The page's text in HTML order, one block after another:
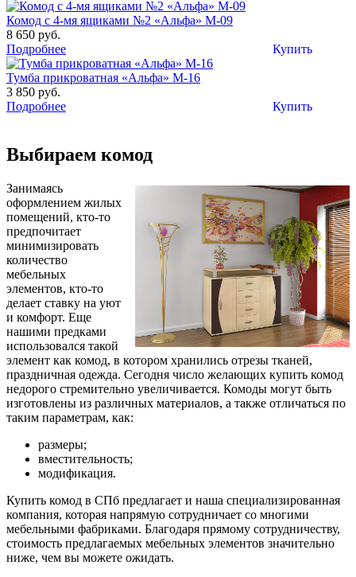
Комод с 4-мя ящиками №2 «Альфа» М-09
8 650 руб.
Купить
Подробнее
Тумба прикроватная «Альфа» М-16
3 850 руб.
Купить
Подробнее
Выбираем комод
Занимаясь
оформлением жилых
помещений, кто-то
предпочитает
минимизировать
количество
мебельных
элементов, кто-то
делает ставку на уют
и комфорт. Еще
нашими предками
использовался такой
элемент как комод, в котором хранились отрезы тканей,
праздничная одежда. Сегодня число желающих купить комод
недорого стремительно увеличивается. Комоды могут быть
изготовлены из различных материалов, а также отличаться по
таким параметрам, как:
размеры;
вместительность;
модификация.
Купить комод в СПб предлагает и наша специализированная
компания, которая напрямую сотрудничает со многими
мебельными фабриками. Благодаря прямому сотрудничеству,
стоимость предлагаемых мебельных элементов значительно
ниже, чем вы можете ожидать.